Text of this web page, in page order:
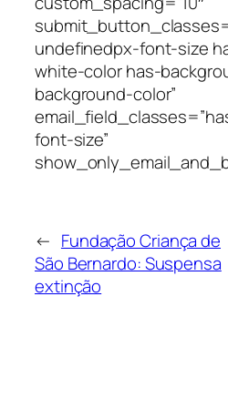
undefinedpx-font-size
white-color has-
background-color”
font-size”
← Fundação Criança de
São Bernardo: Suspensa
extinção